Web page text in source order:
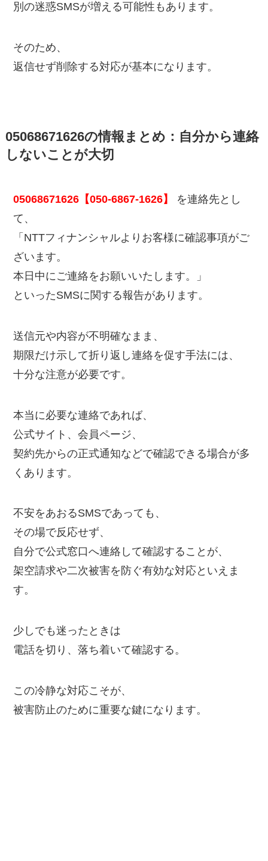
別の迷惑SMSが増える可能性もあります。
そのため、
返信せず削除する対応が基本になります。
05068671626の情報まとめ：自分から連絡
しないことが大切
05068671626【050-6867-1626】
を連絡先とし
て、
「NTTフィナンシャルよりお客様に確認事項がご
ざいます。
本日中にご連絡をお願いいたします。」
といったSMSに関する報告があります。
送信元や内容が不明確なまま、
期限だけ示して折り返し連絡を促す手法には、
十分な注意が必要です。
本当に必要な連絡であれば、
公式サイト、会員ページ、
契約先からの正式通知などで確認できる場合が多
くあります。
不安をあおるSMSであっても、
その場で反応せず、
自分で公式窓口へ連絡して確認することが、
架空請求や二次被害を防ぐ有効な対応といえま
す。
少しでも迷ったときは
電話を切り、落ち着いて確認する。
この冷静な対応こそが、
被害防止のために重要な鍵になります。